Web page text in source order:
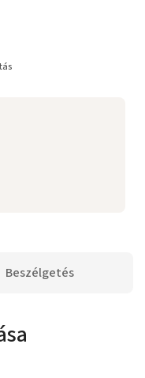
Beszélgetés